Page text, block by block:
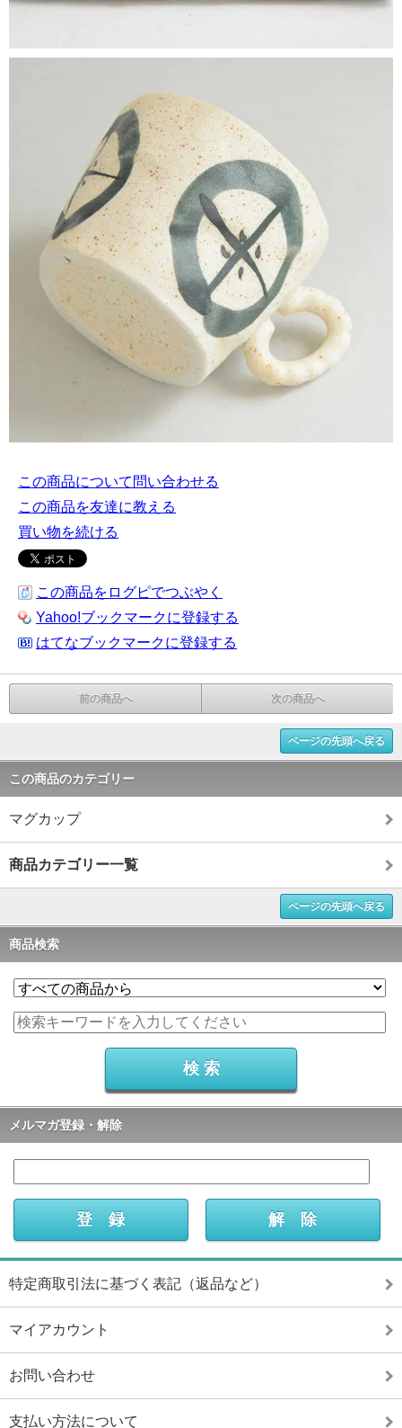
この商品について問い合わせる
この商品を友達に教える
買い物を続ける
この商品をログピでつぶやく
Yahoo!ブックマークに登録する
はてなブックマークに登録する
前の商品へ 次の商品へ
ページの先頭へ戻る
この商品のカテゴリー
マグカップ
商品カテゴリー一覧
ページの先頭へ戻る
商品検索
メルマガ登録・解除
特定商取引法に基づく表記（返品など）
マイアカウント
お問い合わせ
支払い方法について